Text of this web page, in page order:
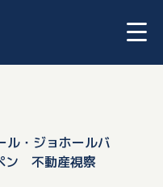
・ジョホールバ
ン 不動産視察